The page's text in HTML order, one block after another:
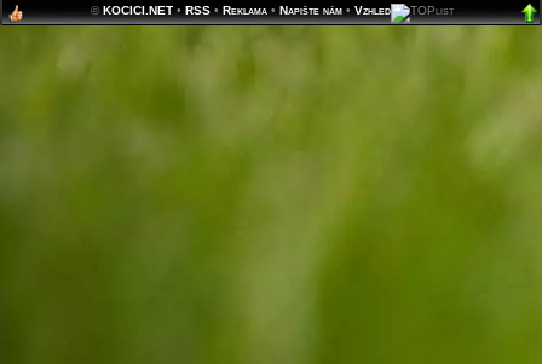
©KOCICI.NET •RSS •Reklama •Napište nám •Vzhled